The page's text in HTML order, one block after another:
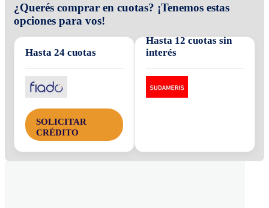
¿Querés comprar en cuotas? ¡Tenemos estas
opciones para vos!
Hasta 24 cuotas
SOLICITAR
CRÉDITO
Hasta 12 cuotas sin
interés